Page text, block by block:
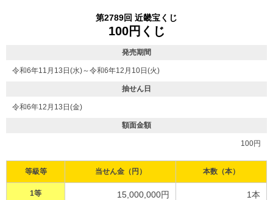
第2789回 近畿宝くじ
100円くじ
発売期間
令和6年11月13日(水)～令和6年12月10日(火)
抽せん日
令和6年12月13日(金)
額面金額
100円
等級等 当せん金（円） 本数（本）
1等 15,000,000円 1本